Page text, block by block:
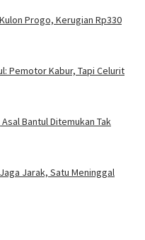
Progo, Kerugian Rp330
Pemotor Kabur, Tapi Celurit
Bantul Ditemukan Tak
Jarak, Satu Meninggal